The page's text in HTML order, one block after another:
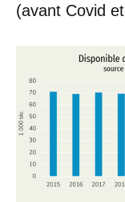
(avant Covid et